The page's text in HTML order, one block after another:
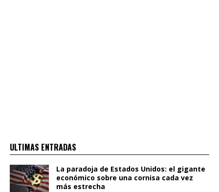
ULTIMAS ENTRADAS
La paradoja de Estados Unidos: el gigante
económico sobre una cornisa cada vez
más estrecha